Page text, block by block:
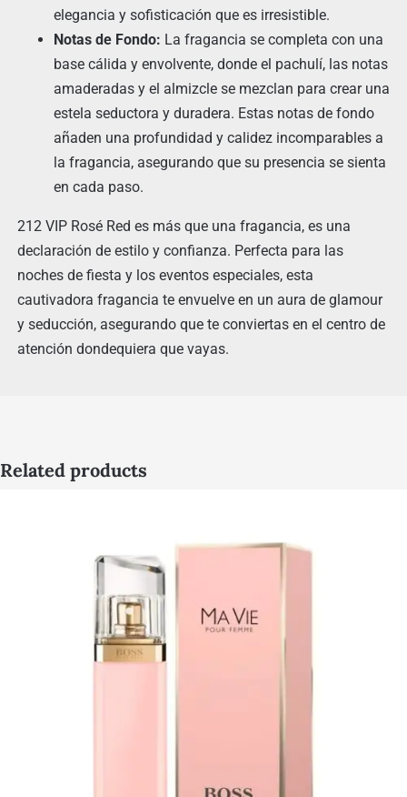
elegancia y sofisticación que es irresistible.
Notas de Fondo: La fragancia se completa con una
base cálida y envolvente, donde el pachulí, las notas
amaderadas y el almizcle se mezclan para crear una
estela seductora y duradera. Estas notas de fondo
añaden una profundidad y calidez incomparables a
la fragancia, asegurando que su presencia se sienta
en cada paso.
212 VIP Rosé Red es más que una fragancia, es una
declaración de estilo y confianza. Perfecta para las
noches de fiesta y los eventos especiales, esta
cautivadora fragancia te envuelve en un aura de glamour
y seducción, asegurando que te conviertas en el centro de
atención dondequiera que vayas.
Related products